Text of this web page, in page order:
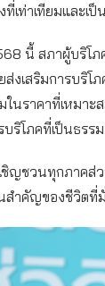
เท่าเทียมและเป็
นี้ สภาผู้บริโภ
ส่งเสริมการบริโ
ในราคาที่เหมา
บริโภคที่เป็นธรรม
เชิญชวนทุกภาคส่
สำคัญของชีวิต